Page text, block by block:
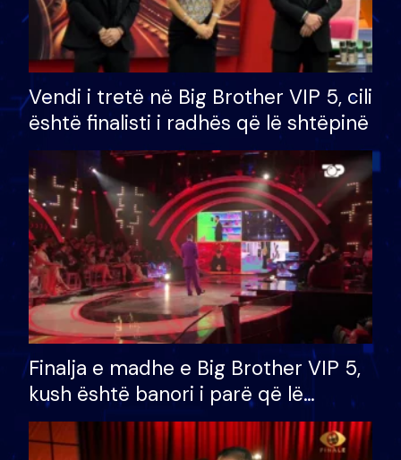
Vendi i tretë në Big Brother VIP 5, cili
është finalisti i radhës që lë shtëpinë
Finalja e madhe e Big Brother VIP 5,
kush është banori i parë që lë
shtëpinë dhe humb mundësinë për
të fituar çmimin e madh